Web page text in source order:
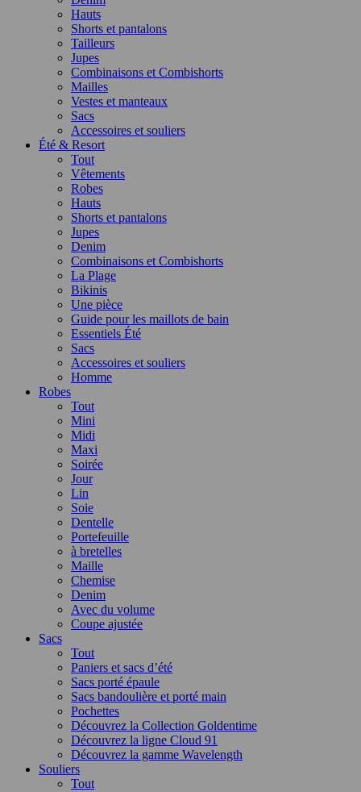
Hauts
Shorts et pantalons
Tailleurs
Jupes
Combinaisons et Combishorts
Mailles
Vestes et manteaux
Sacs
Accessoires et souliers
Été & Resort
Tout
Vêtements
Robes
Hauts
Shorts et pantalons
Jupes
Denim
Combinaisons et Combishorts
La Plage
Bikinis
Une pièce
Guide pour les maillots de bain
Essentiels Été
Sacs
Accessoires et souliers
Homme
Robes
Tout
Mini
Midi
Maxi
Soirée
Jour
Lin
Soie
Dentelle
Portefeuille
à bretelles
Maille
Chemise
Denim
Avec du volume
Coupe ajustée
Sacs
Tout
Paniers et sacs d’été
Sacs porté épaule
Sacs bandoulière et porté main
Pochettes
Découvrez la Collection Goldentime
Découvrez la ligne Cloud 91
Découvrez la gamme Wavelength
Souliers
Tout